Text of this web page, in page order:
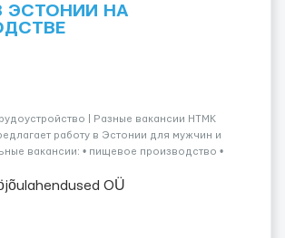
ЭСТОНИИ НА
| Разные вакансии HTMK
работу в Эстонии для мужчин и
вакансии: • пищевое производство •
• п...
OÜ